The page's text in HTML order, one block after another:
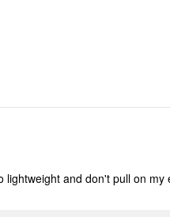
lightweight and don't pull on